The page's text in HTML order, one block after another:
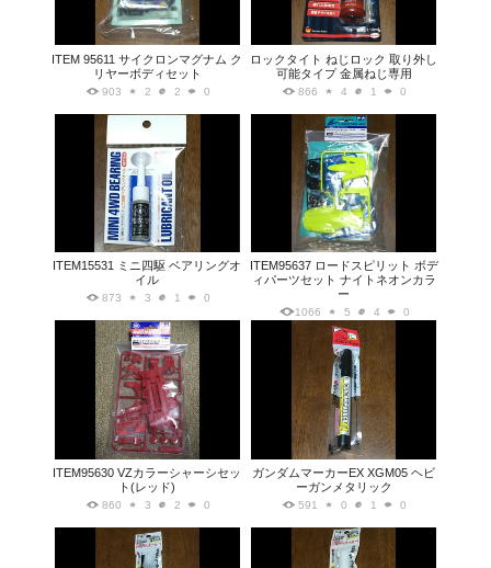
ITEM 95611 サイクロンマグナム ク
リヤーボディセット
903 2 2 0
ロックタイト ねじロック 取り外し
可能タイプ 金属ねじ専用
866 4 1 0
ITEM15531 ミニ四駆 ベアリングオ
イル
873 3 1 0
ITEM95637 ロードスピリット ボデ
ィパーツセット ナイトネオンカラ
ー
1066 5 4 0
ITEM95630 VZカラーシャーシセッ
ト(レッド)
860 3 2 0
ガンダムマーカーEX XGM05 ヘビ
ーガンメタリック
591 0 1 0